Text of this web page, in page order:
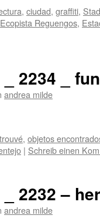
, ciudad, graffiti,
Ecopista Reguengos,
2234 _
andrea milde
, objetos
| Schreib einen
2232 –
andrea milde